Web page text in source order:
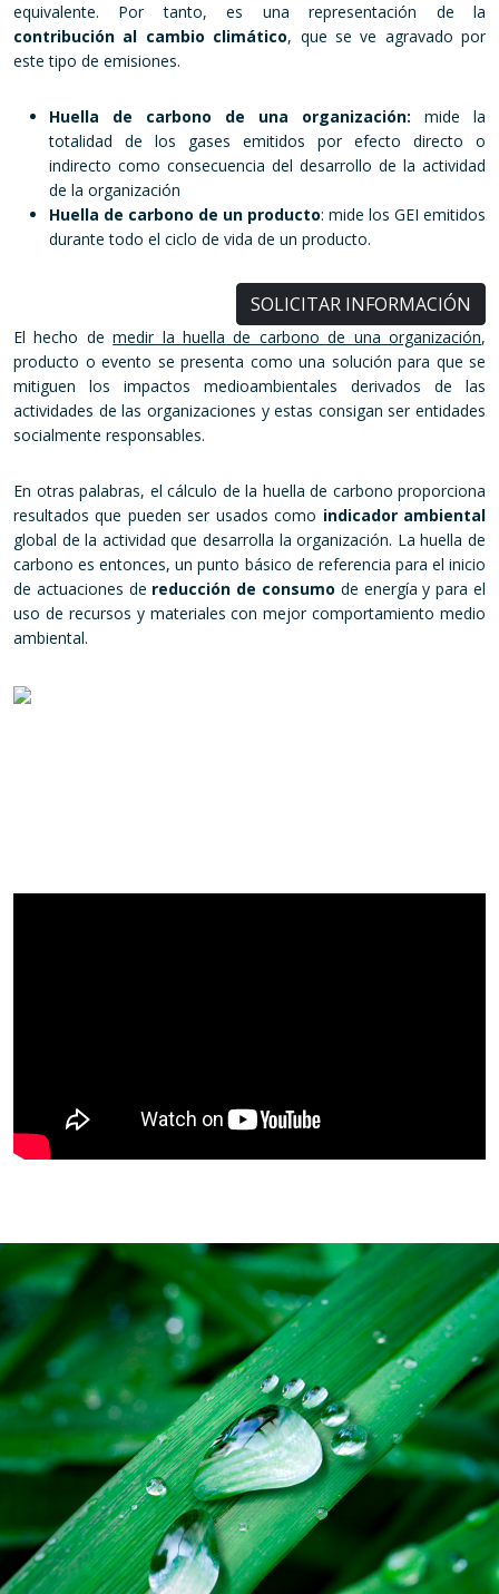
equivalente. Por tanto, es una representación de la
contribución al cambio climático, que se ve agravado por
este tipo de emisiones.
Huella de carbono de una organización: mide la
totalidad de los gases emitidos por efecto directo o
indirecto como consecuencia del desarrollo de la actividad
de la organización
Huella de carbono de un producto: mide los GEI emitidos
durante todo el ciclo de vida de un producto.
SOLICITAR INFORMACIÓN
El hecho demedir la huella de carbono de una organización,
producto o evento se presenta como una solución para que se
mitiguen los impactos medioambientales derivados de las
actividades de las organizaciones y estas consigan ser entidades
socialmente responsables.
En otras palabras, el cálculo de la huella de carbono proporciona
resultados que pueden ser usados como indicador ambiental
global de la actividad que desarrolla la organización. La huella de
carbono es entonces, un punto básico de referencia para el inicio
de actuaciones de reducción de consumo de energía y para el
uso de recursos y materiales con mejor comportamiento medio
ambiental.